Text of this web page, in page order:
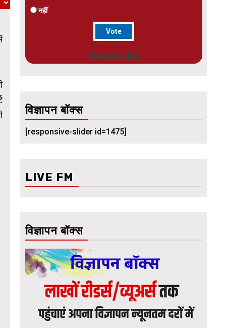
नहीं
View Results
विज्ञापन बॉक्स
[responsive-slider id=1475]
LIVE FM
विज्ञापन बॉक्स